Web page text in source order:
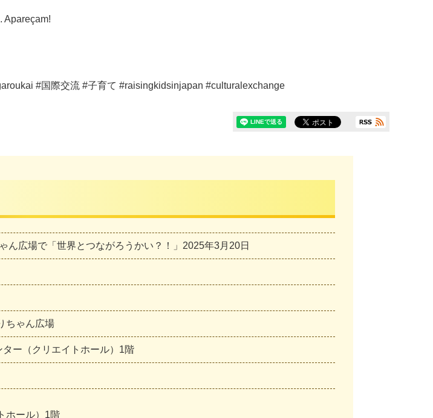
Apareçam!
#国際交流 #子育て #raisingkidsinjapan #culturalexchange
ん広場で「世界とつながろうかい？！」2025年3月20日
ゃん広場
ー（クリエイトホール）1階
ホール）1階